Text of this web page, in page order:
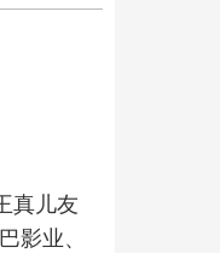
真儿友
业、